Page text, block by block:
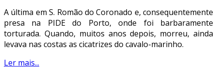
A última em S. Romão do Coronado e, consequentemente
presa na PIDE do Porto, onde foi barbaramente
torturada. Quando, muitos anos depois, morreu, ainda
levava nas costas as cicatrizes do cavalo-marinho.
Ler mais...